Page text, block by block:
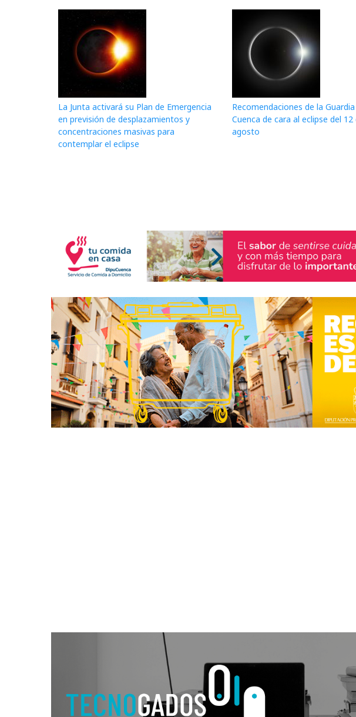
La Junta activará su Plan de Emergencia
en previsión de desplazamientos y
concentraciones masivas para
contemplar el eclipse
Recomendaciones de la Guardia
Cuenca de cara al eclipse del 12
agosto